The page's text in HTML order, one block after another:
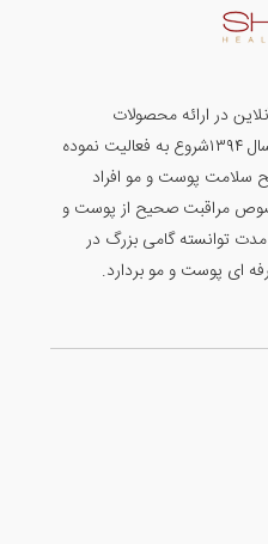
در ارائه محصولات
تخصصی پوست و مو در ایران از سال ۱۳۹۴شروع به فعالیت نموده
سلامت پوست و مو افراد
مراقبت صحیح از پوست و
توانسته گامی بزرگ در
ای پوست و مو بردارد.